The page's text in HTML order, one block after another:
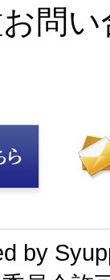
問
by